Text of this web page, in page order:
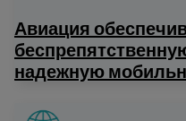
Авиация
надежную